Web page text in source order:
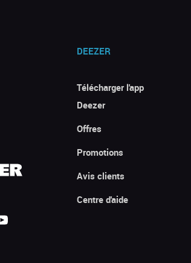
DEEZER
Télécharger l'app
Deezer
Offres
Promotions
Avis clients
Centre d'aide